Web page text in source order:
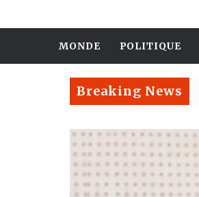
MONDE POLITIQUE
Breaking News